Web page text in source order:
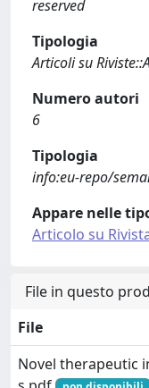
reserved
Tipologia
Articoli su
Numero autori
6
Tipologia
info:eu-repo/
Appare nelle
Articolo su
File in questo
File
Novel therapeutic